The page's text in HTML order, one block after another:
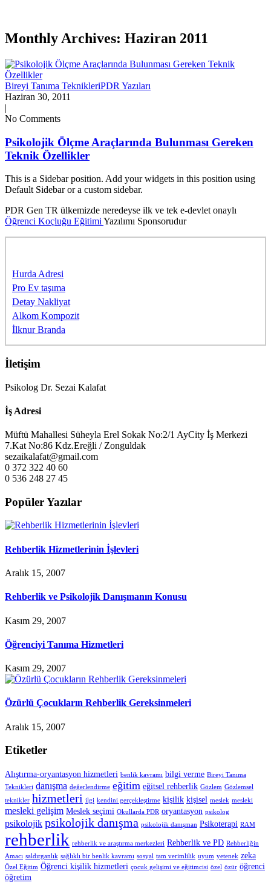
Monthly Archives: Haziran 2011
Bireyi Tanıma TeknikleriPDR Yazıları
Haziran 30, 2011
|
No Comments
Psikolojik Ölçme Araçlarında Bulunması Gereken
Teknik Özellikler
This is a Sidebar position. Add your widgets in this position using
Default Sidebar or a custom sidebar.
PDR Gen TR ülkemizde neredeyse ilk ve tek e-devlet onaylı
Öğrenci Koçluğu Eğitimi Yazılımı Sponsorudur
Hurda Adresi
Pro Ev taşıma
Detay Nakliyat
Alkom Kompozit
İlknur Branda
İletişim
Psikolog Dr. Sezai Kalafat
İş Adresi
Müftü Mahallesi Süheyla Erel Sokak No:2/1 AyCity İş Merkezi
7.Kat No:86 Kdz.Ereğli / Zonguldak
sezaikalafat@gmail.com
0 372 322 40 60
0 536 248 27 45
Popüler Yazılar
Rehberlik Hizmetlerinin İşlevleri
Aralık 15, 2007
Rehberlik ve Psikolojik Danışmanın Konusu
Kasım 29, 2007
Öğrenciyi Tanıma Hizmetleri
Kasım 29, 2007
Özürlü Çocukların Rehberlik Gereksinmeleri
Aralık 15, 2007
Etiketler
Alıştırma-oryantasyon hizmetleri benlik kavramı bilgi verme Bireyi Tanıma
Teknikleri danışma değerlendirme eğitim eğitsel rehberlik Gözlem Gözlemsel
teknikler hizmetleri ilgi kendini gerçekleştirme kişilik kişisel meslek mesleki
mesleki gelişim Meslek seçimi Okullarda PDR oryantasyon psikolog
psikolojik psikolojik danışma psikolojik danışman Psikoterapi RAM
rehberlik rehberlik ve araştırma merkezleri Rehberlik ve PD Rehberliğin
Amacı saldırganlık sağlıklı bir benlik kavramı sosyal tam verimlilik uyum yetenek zeka
Özel Eğitim Öğrenci kişilik hizmetleri çocuk gelişimi ve eğitimcisi özel özür öğrenci
öğretim